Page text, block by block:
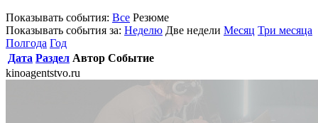
Показывать события: Все Резюме
Показывать события за: Неделю Две недели Месяц Три месяца
Полгода Год
Дата Раздел Автор Событие
kinoagentstvo.ru